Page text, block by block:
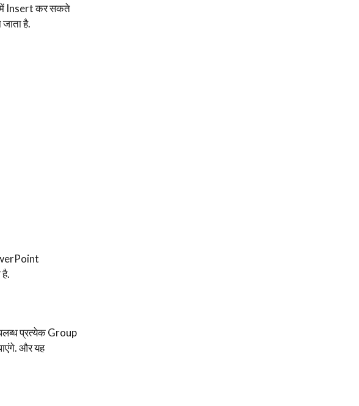
में Insert कर सकते
है.
प्रत्येक Group
और यह